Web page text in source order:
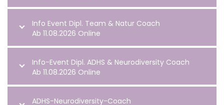
Info Event Dipl. Team & Natur Coach
Ab 11.08.2026 Online
Info-Event Dipl. ADHS & Neurodiversity Coach
Ab 11.08.2026 Online
ADHS-Neurodiversity-Coach